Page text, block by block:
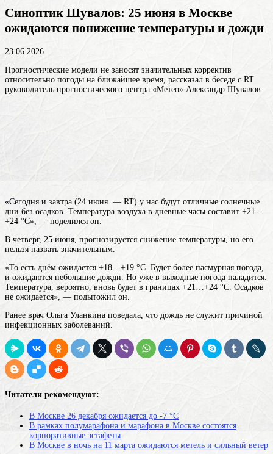
Синоптик Шувалов: 25 июня в Москве
ожидаются понижение температуры и дожди
23.06.2026
Прогностические модели не заносят значительных корректив
относительно погоды на ближайшее время, рассказал в беседе с RT
руководитель прогностического центра «Метео» Александр Шувалов.
«Сегодня и завтра (24 июня. — RT) у нас будут отличные солнечные
дни без осадков. Температура воздуха в дневные часы составит +21…
+24 °C», — поделился он.
В четверг, 25 июня, прогнозируется снижение температуры, но его
нельзя назвать значительным.
«То есть днём ожидается +18…+19 °C. Будет более пасмурная погода,
и ожидаются небольшие дожди. Но уже в выходные погода наладится.
Температура, вероятно, вновь будет в границах +21…+24 °C. Осадков
не ожидается», — подытожил он.
Ранее врач Ольга Уланкина поведала, что дождь не служит причиной
инфекционных заболеваний.
Читатели рекомендуют:
В Москве 26 декабря ожидается до -7 °С
В рамках полумарафона и марафона в Москве состоятся
корпоративные эстафеты
В Москве в ночь на 11 марта ожидаются метель и сильный ветер